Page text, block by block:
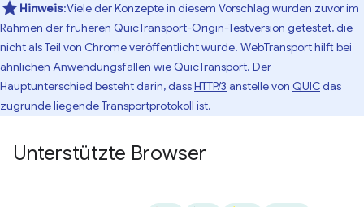
Hinweis:Viele der Konzepte in diesem Vorschlag wurden zuvor im
Rahmen der früheren QuicTransport-Origin-Testversion getestet, die
nicht als Teil von Chrome veröffentlicht wurde. WebTransport hilft bei
ähnlichen Anwendungsfällen wie QuicTransport. Der
Hauptunterschied besteht darin, dassHTTP/3 anstelle von QUICdas
zugrunde liegende Transportprotokoll ist.
Unterstützte Browser